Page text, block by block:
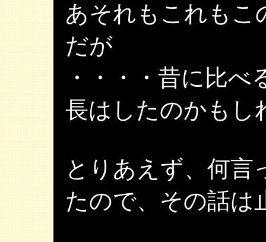
あそれもこれもこ
だが
・・・・昔に比
長はしたのかもし
とりあえず、何言
たので、その話は